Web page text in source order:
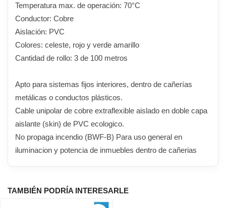
Temperatura max. de operación: 70°C
Conductor: Cobre
Aislación: PVC
Colores: celeste, rojo y verde amarillo
Cantidad de rollo: 3 de 100 metros
Apto para sistemas fijos interiores, dentro de cañerías
metálicas o conductos plásticos.
Cable unipolar de cobre extraflexible aislado en doble capa
aislante (skin) de PVC ecologico.
No propaga incendio (BWF-B) Para uso general en
iluminacion y potencia de inmuebles dentro de cañerias
TAMBIÉN PODRÍA INTERESARLE